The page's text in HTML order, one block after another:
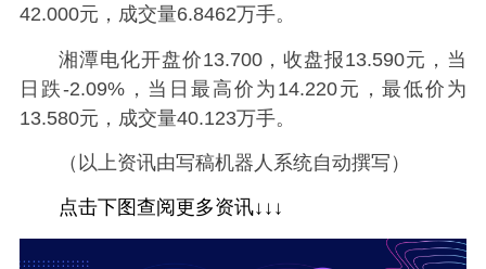
42.000元，成交量6.8462万手。
湘潭电化开盘价13.700，收盘报13.590元，当
日跌-2.09%，当日最高价为14.220元，最低价为
13.580元，成交量40.123万手。
（以上资讯由写稿机器人系统自动撰写）
点击下图查阅更多资讯↓↓↓